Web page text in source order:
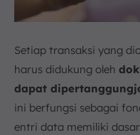
Setiap transaksi yang
harus didukung oleh
dapat
ini berfungsi sebagai
entri data memiliki